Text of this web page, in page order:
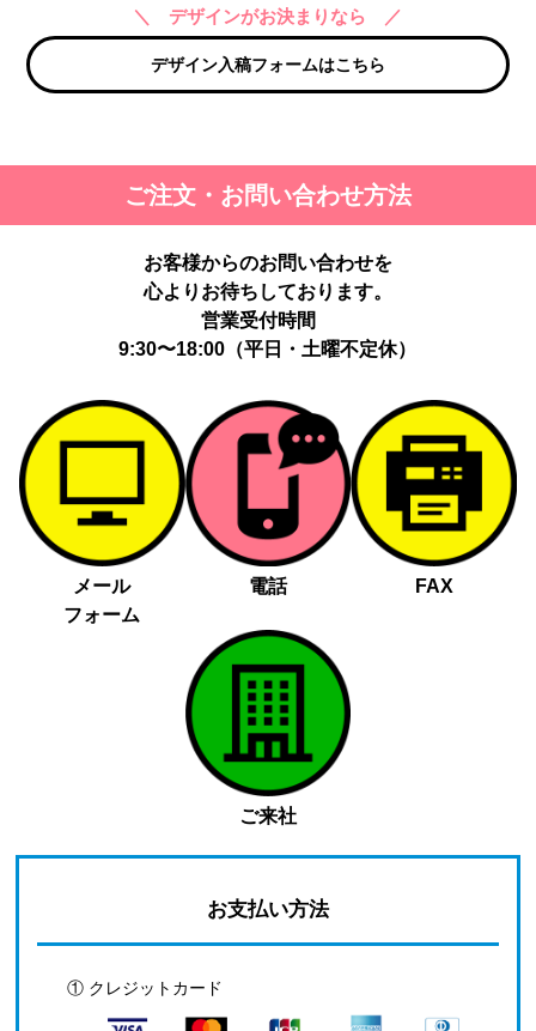
＼ デザインがお決まりなら ／
デザイン入稿フォームはこちら
ご注文・お問い合わせ方法
お客様からのお問い合わせを
心よりお待ちしております。
営業受付時間
9:30〜18:00（平日・土曜不定休）
メール
フォーム
電話 FAX
ご来社
お支払い方法
① クレジットカード